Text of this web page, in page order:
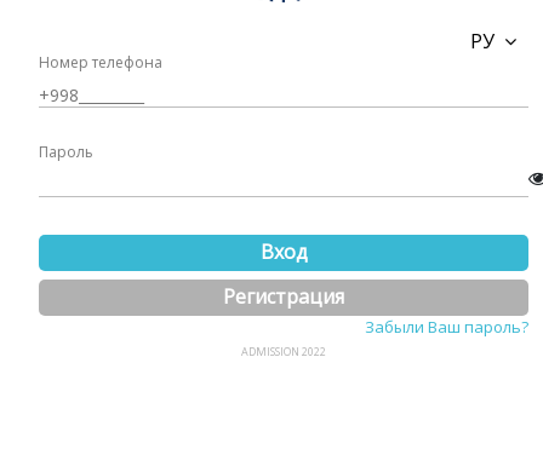
РУ
Номер телефона
Пароль
Вход
Регистрация
Забыли Ваш пароль?
ADMISSION 2022